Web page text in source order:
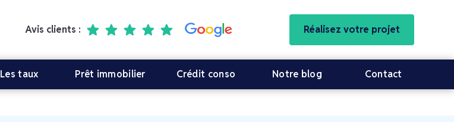
Avis clients : Réalisez votre projet
Les taux Prêt immobilier Crédit conso Notre blog Contact